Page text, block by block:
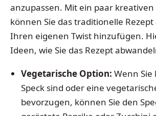
anzupassen. Mit ein paar
können Sie das traditionelle
Ihren eigenen Twist hinzufügen.
Ideen, wie Sie das Rezept
Vegetarische Option: Wenn Sie
Speck sind oder eine
bevorzugen, können Sie den